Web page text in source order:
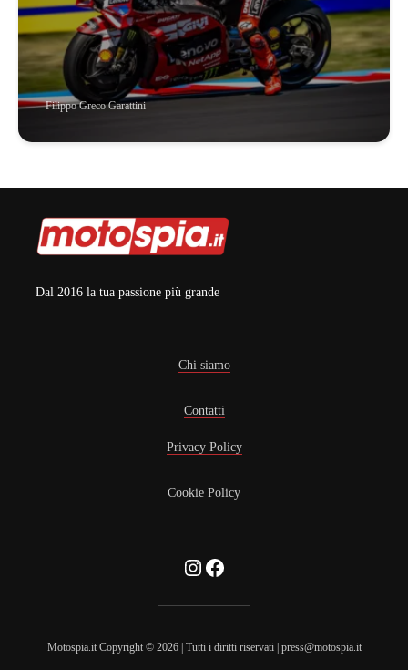
Filippo Greco Garattini
Dal 2016 la tua passione più grande
Chi siamo
Contatti
Privacy Policy
Cookie Policy
Instagram
Facebook
Motospia.it Copyright © 2026 | Tutti i diritti riservati | press@motospia.it